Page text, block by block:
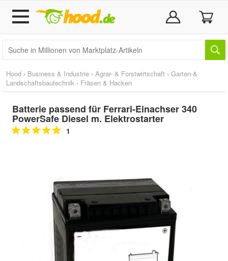
Hood › Business & Industrie › Agrar- & Forstwirtschaft › Garten-&
Landschaftsbautechnik › Fräsen & Hacken
Batterie passend für Ferrari-Einachser 340
PowerSafe Diesel m. Elektrostarter
1